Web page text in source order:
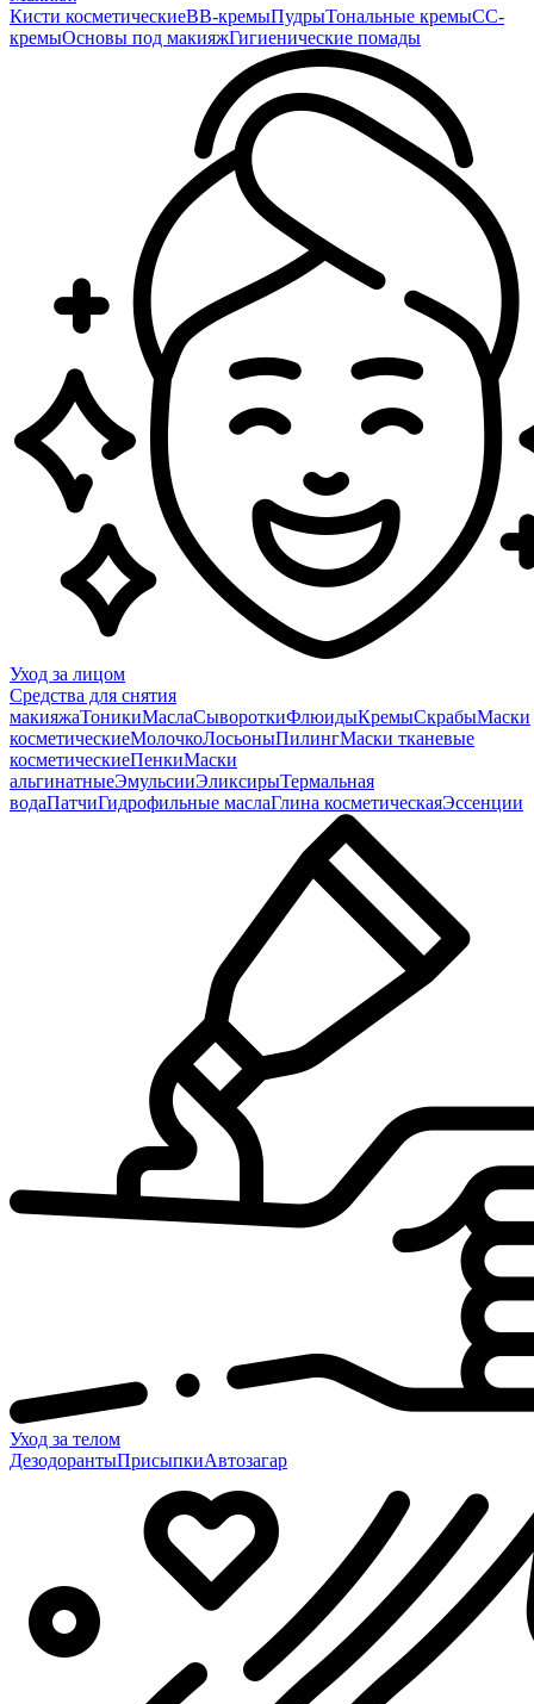
Кисти косметическиеBB-кремыПудрыТональные кремыCC-
кремыОсновы под макияжГигиенические помады
Уход за лицом
Средства для снятия
макияжаТоникиМаслаСывороткиФлюидыКремыСкрабыМаски
косметическиеМолочкоЛосьоныПилингМаски тканевые
косметическиеПенкиМаски
альгинатныеЭмульсииЭликсирыТермальная
водаПатчиГидрофильные маслаГлина косметическаяЭссенции
Уход за телом
ДезодорантыПрисыпкиАвтозагар